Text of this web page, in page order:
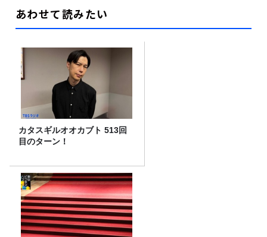
あわせて読みたい
カタスギルオオカブト 513回
目のターン！